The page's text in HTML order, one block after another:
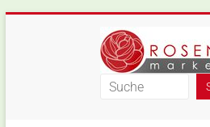
Rosenhof-